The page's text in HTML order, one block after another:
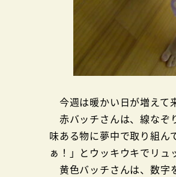
今週は暖かい日が増えて
赤バッチさんは、線なぞ
味ある物に夢中で取り組ん
ぁ！」とウッキウキでリ
黄色バッチさんは、数字